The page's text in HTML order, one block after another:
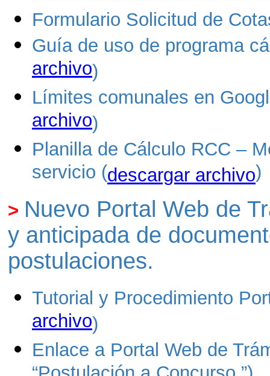
Formulario Solicitud de
Guía de uso de programa
archivo)
Límites comunales en
archivo)
Planilla de Cálculo RCC –
servicio (descargar archivo)
> Nuevo Portal Web de
y anticipada de
postulaciones.
Tutorial y Procedimiento
archivo)
Enlace a Portal Web de